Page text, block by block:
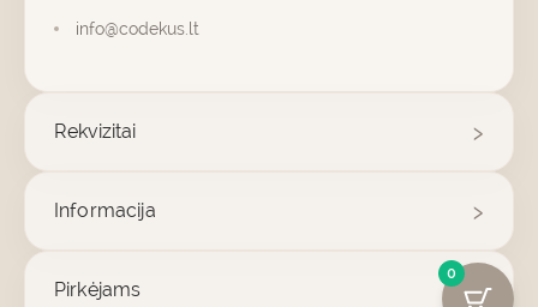
info@codekus.lt
Rekvizitai
Informacija
Pirkėjams
0